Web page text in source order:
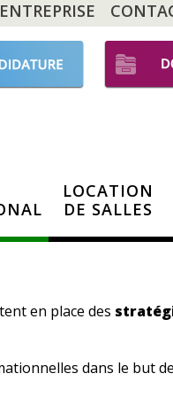
LOCATION
DE SALLES
en place des
dans le but